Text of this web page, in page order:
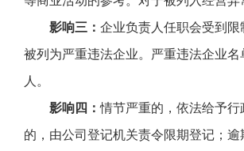
影响三： 企业负责人任职会受到
被列为严重违法企业。严重违法企业
人。
影响四：情节严重的，依法给予
的，由公司登记机关责令限期登记；